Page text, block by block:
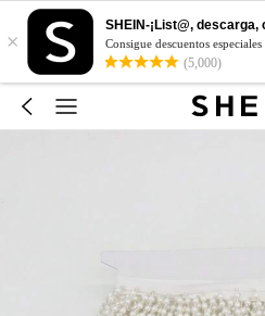
×
SHEIN-¡List@, descarga,
Consigue descuentos
(5,000)